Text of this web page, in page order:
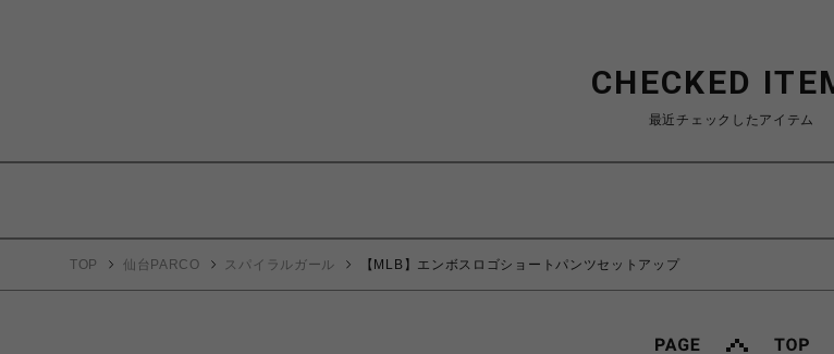
CHECKED
最近チェックしたアイテム
TOP 仙台PARCO スパイラルガール 【MLB】エンボスロゴショートパンツセットアップ